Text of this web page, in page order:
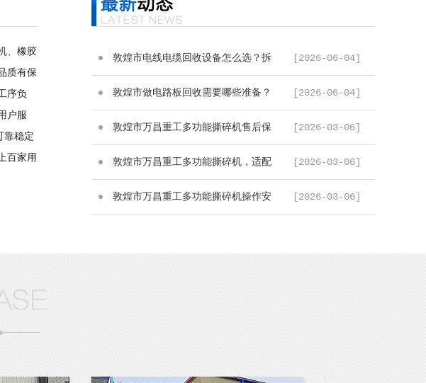
、橡胶
质有保
序负
户服
靠稳定
百家用
[2026-06-04]
敦煌市电线电缆回收设备怎么选？拆
解工... [2026-06-04]
敦煌市做电路板回收需要哪些准备？
聊聊... [2026-03-06]
敦煌市万昌重工多功能撕碎机售后保
障详... [2026-03-06]
敦煌市万昌重工多功能撕碎机，适配
多种... [2026-03-06]
敦煌市万昌重工多功能撕碎机操作安